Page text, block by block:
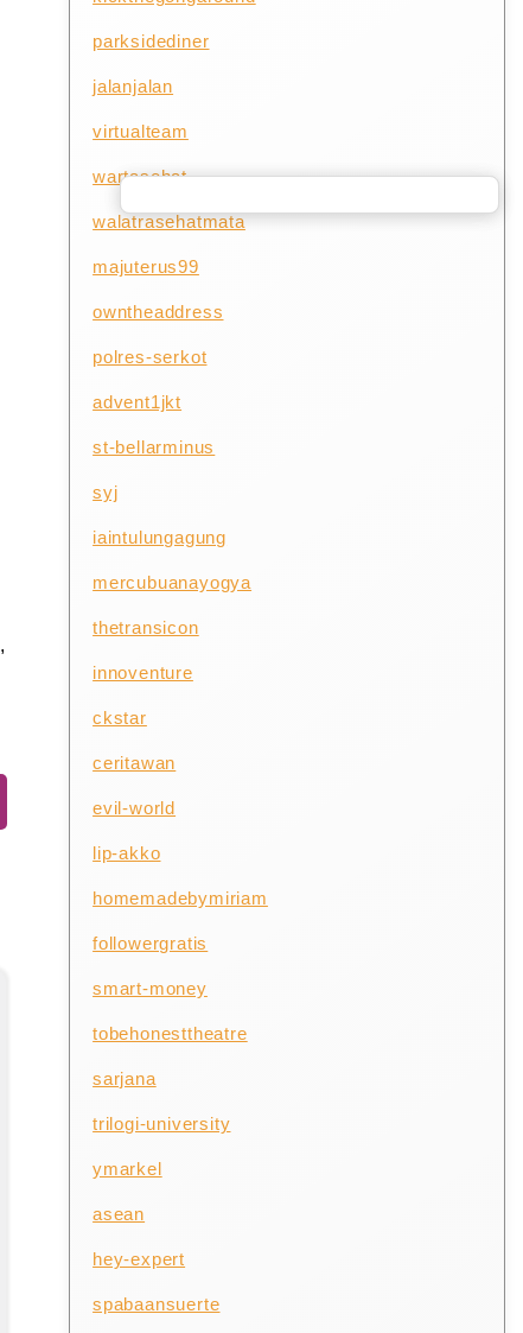
,
parksidediner
jalanjalan
virtualteam
wartasehat
walatrasehatmata
majuterus99
owntheaddress
polres-serkot
advent1jkt
st-bellarminus
syj
iaintulungagung
mercubuanayogya
thetransicon
innoventure
ckstar
ceritawan
evil-world
lip-akko
homemadebymiriam
followergratis
smart-money
tobehonesttheatre
sarjana
trilogi-university
ymarkel
asean
hey-expert
spabaansuerte